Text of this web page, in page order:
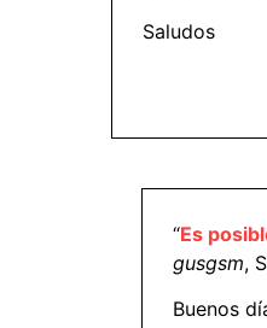
Saludos
“Es
gusgsm,
Buenos